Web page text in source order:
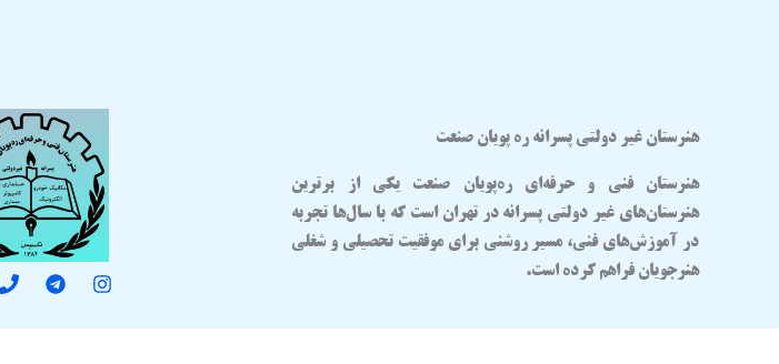
هنرستان غیر دولتی پسرانه ره پویان صنعت
هنرستان فنی و حرفه‌ایره‌پویان صنعت یکی از برترین
هنرستان‌های غیر دولتی پسرانه در تهران است که با سال‌ها تجربه
در آموزش‌های فنی، مسیر روشنی برای موفقیت تحصیلی و شغلی
هنرجویان فراهم کرده است.